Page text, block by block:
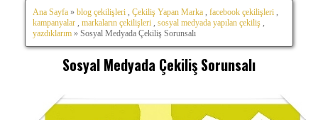
Ana Sayfa » blog çekilişleri Çekiliş Yapan Marka facebook çekilişleri
kampanyalar
markaların çekilişleri sosyal medyada yapılan çekiliş
yazdıklarım » Sosyal Medyada Çekiliş Sorunsalı
Sosyal Medyada Çekiliş Sorunsalı